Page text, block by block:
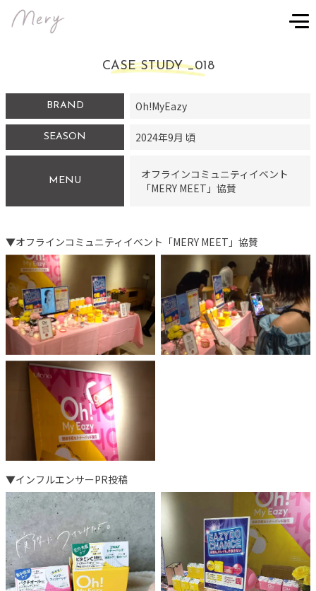
CASE STUDY _018
BRAND Oh!MyEazy
SEASON 2024年9月 頃
MENU
オフラインコミュニティイベント
「MERY MEET」協賛
▼オフラインコミュニティイベント「MERY MEET」協賛
▼インフルエンサーPR投稿